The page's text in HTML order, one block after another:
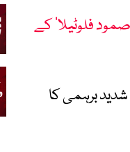
صمود فلوٹیلا‘ کے
برہمی کا